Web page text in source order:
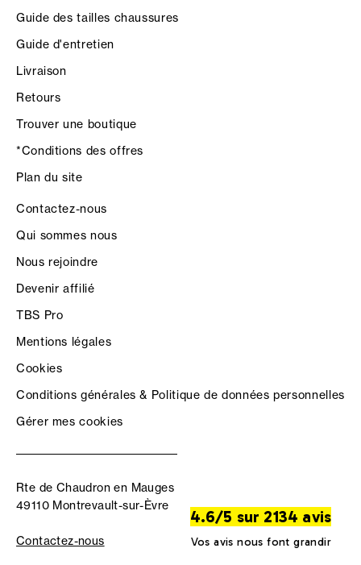
Guide des tailles chaussures
Guide d'entretien
Livraison
Retours
Trouver une boutique
*Conditions des offres
Plan du site
Contactez-nous
Qui sommes nous
Nous rejoindre
Devenir affilié
TBS Pro
Mentions légales
Cookies
Conditions générales & Politique de données personnelles
Gérer mes cookies
Rte de Chaudron en Mauges
49110 Montrevault-sur-Èvre
Contactez-nous
4.6/5 sur 2134 avis
Vos avis nous font grandir